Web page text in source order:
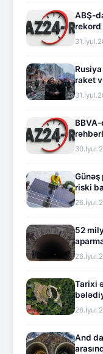
ABŞ-
rekord
raket
Günəş
riski
52
Tarixi
And